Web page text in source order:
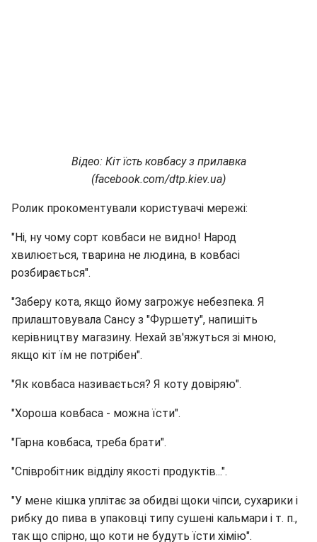
Відео: Кіт їсть ковбасу з прилавка
(facebook.com/dtp.kiev.ua)
Ролик прокоментували користувачі мережі:
"Ні, ну чому сорт ковбаси не видно! Народ
хвилюється, тварина не людина, в ковбасі
розбирається".
"Заберу кота, якщо йому загрожує небезпека. Я
прилаштовувала Сансу з "Фуршету", напишіть
керівництву магазину. Нехай зв'яжуться зі мною,
якщо кіт їм не потрібен".
"Як ковбаса називається? Я коту довіряю".
"Хороша ковбаса - можна їсти".
"Гарна ковбаса, треба брати".
"Співробітник відділу якості продуктів...".
"У мене кішка уплітає за обидві щоки чіпси, сухарики і
рибку до пива в упаковці типу сушені кальмари і т. п.,
так що спірно, що коти не будуть їсти хімію".